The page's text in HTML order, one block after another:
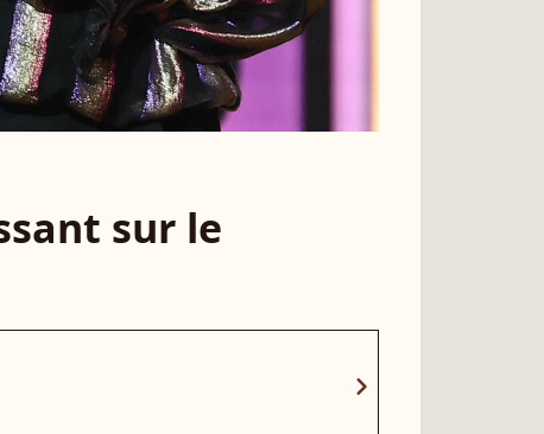
sur le
chevron_right